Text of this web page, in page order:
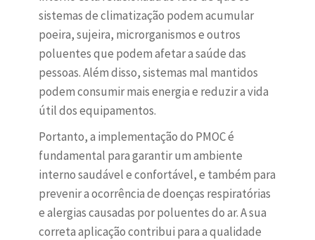
sistemas de climatização podem acumular
poeira, sujeira, microrganismos e outros
poluentes que podem afetar a saúde das
pessoas. Além disso, sistemas mal mantidos
podem consumir mais energia e reduzir a vida
útil dos equipamentos.
Portanto, a implementação do PMOC é
fundamental para garantir um ambiente
interno saudável e confortável, e também para
prevenir a ocorrência de doenças respiratórias
e alergias causadas por poluentes do ar. A sua
correta aplicação contribui para a qualidade